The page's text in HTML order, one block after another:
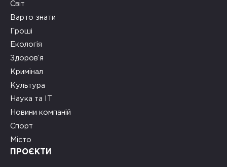
Світ
Варто знати
Гроші
Екологія
Здоров’я
Кримінал
Культура
Наука та ІТ
Новини компаній
Спорт
Місто
ПРОЄКТИ